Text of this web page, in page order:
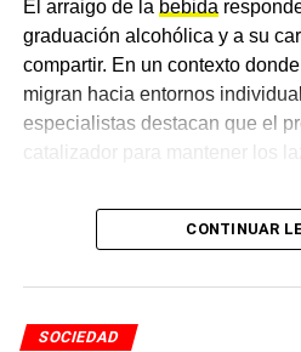
lluvia
es una responsabilidad de toda
Másnoticias de Charataen
El arraigo de la bebida
graduación alcohólica y a su
compartir. En un contexto
migran hacia entornos
especialistas destacan que el
catalizador para mantener los
Cambios en las
CONTINUAR
SOCIEDAD